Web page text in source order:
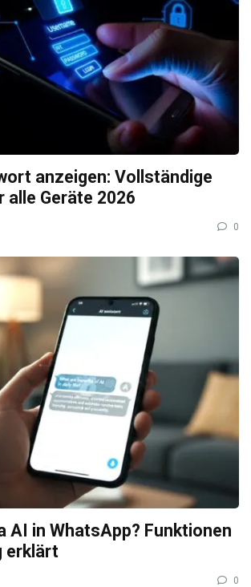
anzeigen: Vollständige
alle Geräte 2026
0
AI in WhatsApp? Funktionen
erklärt
0